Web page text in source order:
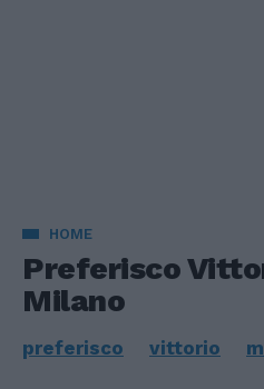
HOME
Preferisco
Milano
preferisco vittorio